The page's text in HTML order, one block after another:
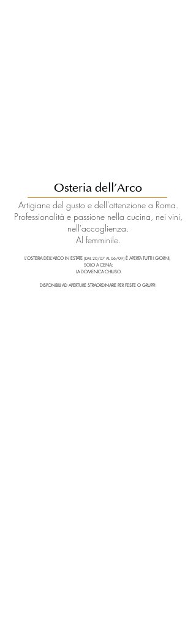
Osteria dell'Arco
Artigiane del gusto e dell'attenzione a Roma.
Professionalità e passione nella cucina, nei vini,
nell'accoglienza.
Al femminile.
L'OSTERIA DELL'ARCO IN ESTATE [DAL 20/07 AL 06/09] È APERTA TUTTI I GIORNI,
SOLO A CENA;
LA DOMENICA CHIUSO
DISPONIBILI AD APERTURE STRAORDINARIE PER FESTE O GRUPPI